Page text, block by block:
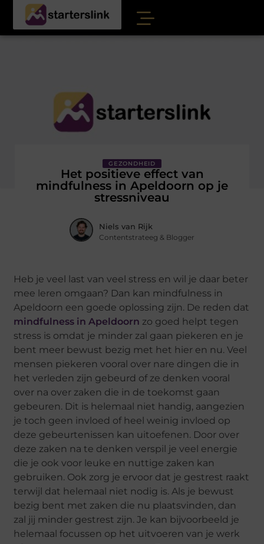
GEZONDHEID
Het positieve effect van
mindfulness in Apeldoorn op je
stressniveau
Niels van Rijk
Contentstrateeg & Blogger
Heb je veel last van veel stress en wil je daar beter
mee leren omgaan? Dan kan mindfulness in
Apeldoorn een goede oplossing zijn. De reden dat
mindfulness in Apeldoorn zo goed helpt tegen
stress is omdat je minder zal gaan piekeren en je
bent meer bewust bezig met het hier en nu. Veel
mensen piekeren vooral over nare dingen die in
het verleden zijn gebeurd of ze denken vooral
over na over zaken die in de toekomst gaan
gebeuren. Dit is helemaal niet handig, aangezien
je toch geen invloed of heel weinig invloed op
deze gebeurtenissen kan uitoefenen. Door over
deze zaken na te denken verspil je veel energie
die je ook voor leuke en nuttige zaken kan
gebruiken. Ook zorg je ervoor dat je gestrest raakt
terwijl dat helemaal niet nodig is. Als je bewust
bezig bent met zaken die nu plaatsvinden, dan
zal jij minder gestrest zijn. Je kan bijvoorbeeld je
helemaal focussen op het uitvoeren van je werk